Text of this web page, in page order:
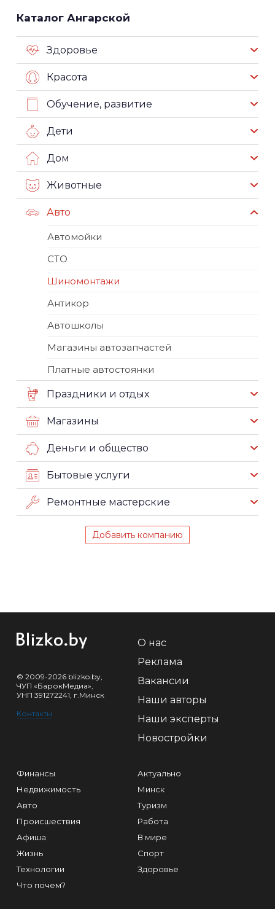
Каталог Ангарской
Здоровье
Красота
Обучение, развитие
Дети
Дом
Животные
Авто
Автомойки
СТО
Шиномонтажи
Антикор
Автошколы
Магазины автозапчастей
Платные автостоянки
Праздники и отдых
Магазины
Деньги и общество
Бытовые услуги
Ремонтные мастерские
Добавить компанию
© 2009-2026 blizko.by,
ЧУП «БарокМедиа»,
УНП 391272241, г.Минск
Контакты
О нас
Реклама
Вакансии
Наши авторы
Наши эксперты
Новостройки
Финансы
Недвижимость
Авто
Происшествия
Афиша
Жизнь
Технологии
Что почем?
Актуально
Минск
Туризм
Работа
В мире
Спорт
Здоровье